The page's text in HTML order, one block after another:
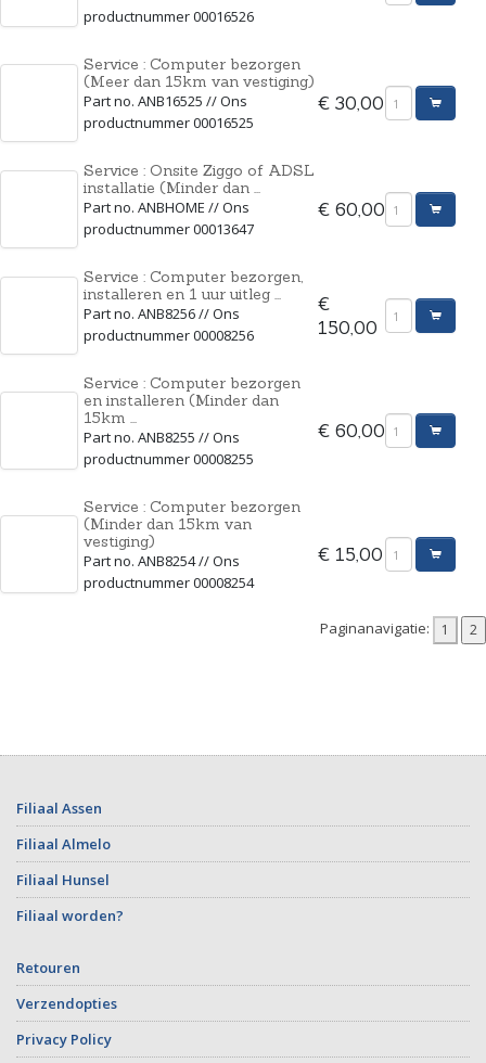
productnummer 00016526
Service : Computer bezorgen
(Meer dan 15km van vestiging)
Part no. ANB16525 // Ons
productnummer 00016525
€ 30,00
Service : Onsite Ziggo of ADSL
installatie (Minder dan ...
Part no. ANBHOME // Ons
productnummer 00013647
€ 60,00
Service : Computer bezorgen,
installeren en 1 uur uitleg ...
Part no. ANB8256 // Ons
productnummer 00008256
€
150,00
Service : Computer bezorgen
en installeren (Minder dan
15km ...
Part no. ANB8255 // Ons
productnummer 00008255
€ 60,00
Service : Computer bezorgen
(Minder dan 15km van
vestiging)
Part no. ANB8254 // Ons
productnummer 00008254
€ 15,00
Paginanavigatie:
Filiaal Assen
Filiaal Almelo
Filiaal Hunsel
Filiaal worden?
Retouren
Verzendopties
Privacy Policy